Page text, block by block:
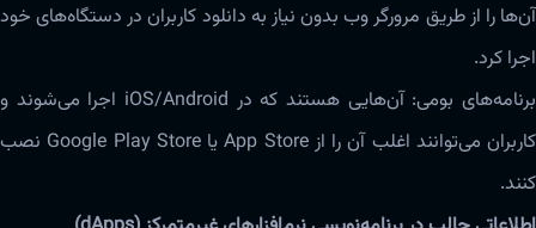
آن‌ها را از طریق مرورگر وب بدون نیاز به دانلود کاربران در دستگاه‌های خود
اجرا کرد.
برنامه‌های بومی: آن‌هایی هستند که در iOS/Android اجرا‌ می‌شوند و
کاربران‌ می‌توانند اغلب آن را از‌‌ App Store یا Google Play Store نصب
کنند.